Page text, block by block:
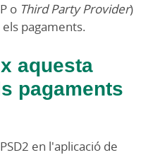
o Third Party Provider)
pagaments.
aquesta
pagaments
en l'aplicació de